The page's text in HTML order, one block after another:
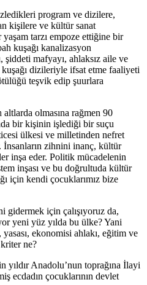
program ve dizilere,
kişilere ve kültür sanat
tarzı empoze ettiğine bir
kuşağı kanalizasyon
mafyayı, ahlaksız aile ve
dizileriyle ifsat etme faaliyeti
teşvik edip şuurlara
altlarda olmasına rağmen 90
bir kişinin işlediği bir suçu
ülkesi ve milletinden nefret
İnsanların zihnini inanç, kültür
inşa eder. Politik mücadelenin
inşası ve bu doğrultuda kültür
için kendi çocuklarımız bize
için çalışıyoruz da,
yeni yüz yılda bu ülke? Yani
ekonomisi ahlakı, eğitim ve
ne?
Anadolu’nun toprağına İlayi
ecdadın çocuklarının devlet